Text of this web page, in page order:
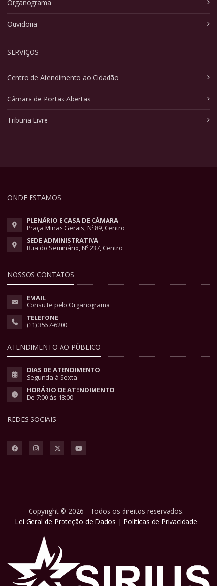
Organograma
Ouvidoria
SERVIÇOS
Centro de Atendimento ao Cidadão
Câmara de Portas Abertas
Tribuna Livre
ONDE ESTAMOS
PLENÁRIO E CASA DE CÂMARA
Praça Minas Gerais, Nº 89, Centro
SEDE ADMINISTRATIVA
Rua do Seminário, Nº 237, Centro
NOSSOS CONTATOS
EMAIL
Consulte pelo Organograma
TELEFONE
(31) 3557-6200
ATENDIMENTO AO PÚBLICO
DIAS DE ATENDIMENTO
Segunda à Sexta
HORÁRIO DE ATENDIMENTO
De 7:00 às 18:00
REDES SOCIAIS
Copyright © 2026 - Todos os direitos reservados.
Lei Geral de Proteção de Dados | Políticas de Privacidade